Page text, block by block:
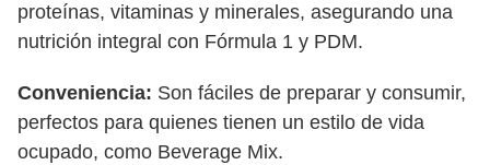
proteínas, vitaminas y minerales, asegurando una
nutrición integral con Fórmula 1 y PDM.
Conveniencia: Son fáciles de preparar y consumir,
perfectos para quienes tienen un estilo de vida
ocupado, como Beverage Mix.